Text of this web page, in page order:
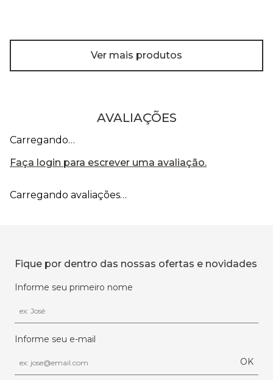
Ver mais produtos
AVALIAÇÕES
Carregando…
Faça login para escrever uma avaliação.
Carregando avaliações…
Fique por dentro das nossas ofertas e novidades
Informe seu primeiro nome
Informe seu e-mail
OK